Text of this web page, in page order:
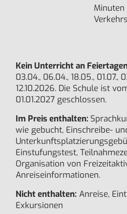
Kein Unterricht an
03.04., 06.04., 18.05., 01.07.,
12.10.2026. Die Schule ist
01.01.2027 geschlossen.
Im Preis enthalten:
wie gebucht, Einschreibe-
Einstufungstest,
Organisation von
Anreiseinformationen.
Nicht enthalten: Anreise,
Exkursionen